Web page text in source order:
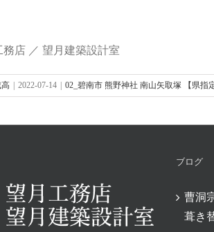
店 ／ 望月建築設計室
| 2022-07-14 | 02_碧南市 熊野神社 南山矢取塚 【県指
ブログ
曹洞
葺き